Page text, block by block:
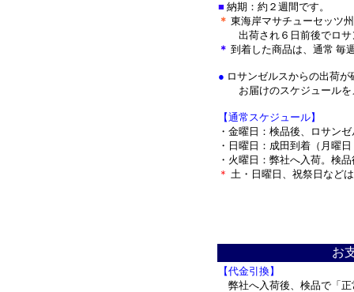
■ 納期：約２週間です。
＊ 東海岸マサチューセッツ
出荷され６日前後でロ
＊ 到着した商品は、通常 毎
● ロサンゼルスからの出荷
お届けのスケジュールを
【通常スケジュール】
・金曜日：検品後、ロサン
・日曜日：成田到着（月曜
・火曜日：弊社へ入荷。検
＊ 土・日曜日、祝祭日など
お
【代金引換】
弊社へ入荷後、検品で「正